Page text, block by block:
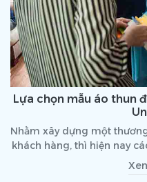
Lựa chọn mẫu áo thun
Nhằm xây dựng một
khách hàng, thì hiện nay
những chiếc áo thun
lựa chọn các mẫu áo